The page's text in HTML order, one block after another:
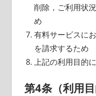
削除，ご利用状
め
有料サービスに
を請求するため
上記の利用目的
第4条（利用目